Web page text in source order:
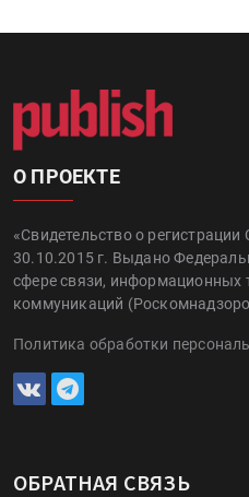
О ПРОЕКТЕ
«Свидетельство о
30.10.2015 г. Выдано
сфере связи, информационных
коммуникаций
Политика обработки
ОБРАТНАЯ СВЯЗЬ